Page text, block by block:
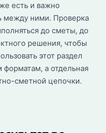
есть и важно
между ними. Проверка
до сметы, до
решения, чтобы
этот раздел
а отдельная
сметной цепочки.